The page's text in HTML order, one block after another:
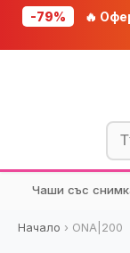
-79% 🔥
Чаши със
Начало › ONA|200